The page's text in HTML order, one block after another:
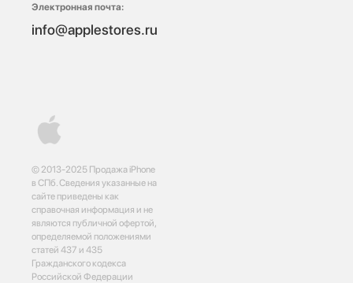
© 2013-2025 Продажа iPhone
в СПб. Сведения указанные на
сайте приведены как
справочная информация и не
являются публичной офертой,
определяемой положениями
статей 437 и 435
Гражданского кодекса
Российской Федерации
Электронная почта:
info@applestores.ru